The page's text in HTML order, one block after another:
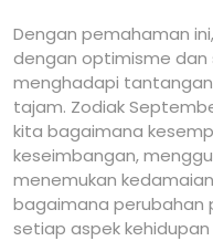
Dengan pemahaman
dengan optimisme dan
menghadapi
tajam. Zodiak
kita bagaimana
keseimbangan,
menemukan
bagaimana perubahan
setiap aspek kehidupan